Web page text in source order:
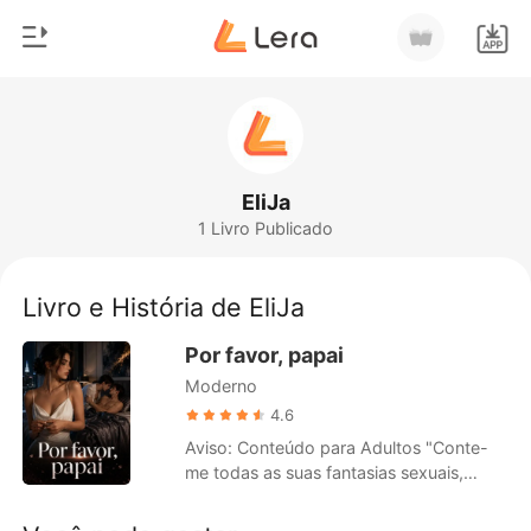
Baixar App
Lobisomem
Romance
Bilionários
Ranking
EliJa
1 Livro Publicado
Livro e História de EliJa
Por favor, papai
Moderno
4.6
Aviso: Conteúdo para Adultos "Conte-
me todas as suas fantasias sexuais,